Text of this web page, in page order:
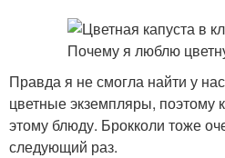
Правда я не смогла найти у
цветные экземпляры, поэтому
этому блюду. Брокколи тоже
следующий раз.